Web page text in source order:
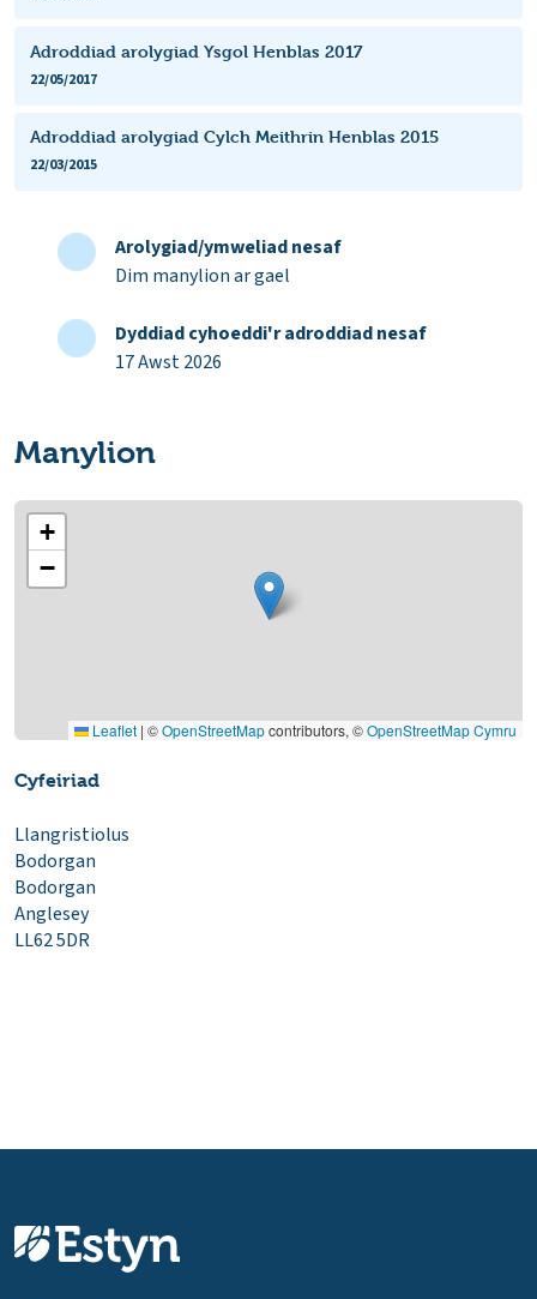
Adroddiad arolygiad Ysgol Henblas 2017
22/05/2017
Adroddiad arolygiad Cylch Meithrin Henblas 2015
22/03/2015
Arolygiad/ymweliad nesaf
Dim manylion ar gael
Dyddiad cyhoeddi'r adroddiad nesaf
17 Awst 2026
Manylion
+
−
Leaflet | ©OpenStreetMapcontributors, ©OpenStreetMap Cymru
Cyfeiriad
Llangristiolus
Bodorgan
Bodorgan
Anglesey
LL62 5DR